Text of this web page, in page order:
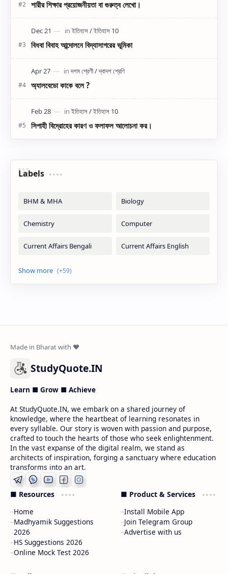
শারীর শিক্ষার প্রয়োজনীয়তা বা গুরুত্ব লেখো।
বিধবা বিবাহ আন্দোলনে বিদ্যাসাগরের ভূমিকা
অ্যালবেডো কাকে বলে ?
সিপাহী বিদ্রোহের কারণ ও ফলাফল আলোচনা কর।
Labels
StudyQuote.IN
Learn ■ Grow ■ Achieve
At StudyQuote.IN, we embark on a shared journey of
knowledge, where the heartbeat of learning resonates in
every syllable. Our story is woven with passion and purpose,
crafted to touch the hearts of those who seek enlightenment.
In the vast expanse of the digital realm, we stand as
architects of inspiration, forging a sanctuary where education
transforms into an art.
■ Resources
Home
Madhyamik Suggestions
2026
HS Suggestions 2026
Online Mock Test 2026
■ Product & Services
Install Mobile App
Join Telegram Group
Advertise with us